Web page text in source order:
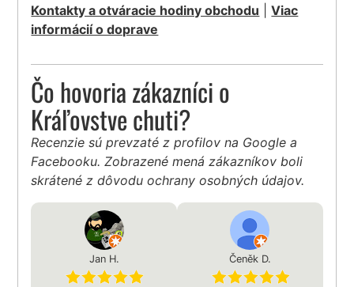
Kontakty a otváracie hodiny obchodu |Viac
informácií o doprave
Čo hovoria zákazníci o
Kráľovstve chuti?
Recenzie sú prevzaté z profilov na Google a
Facebooku. Zobrazené mená zákazníkov boli
skrátené z dôvodu ochrany osobných údajov.
Jan H. Čeněk D.